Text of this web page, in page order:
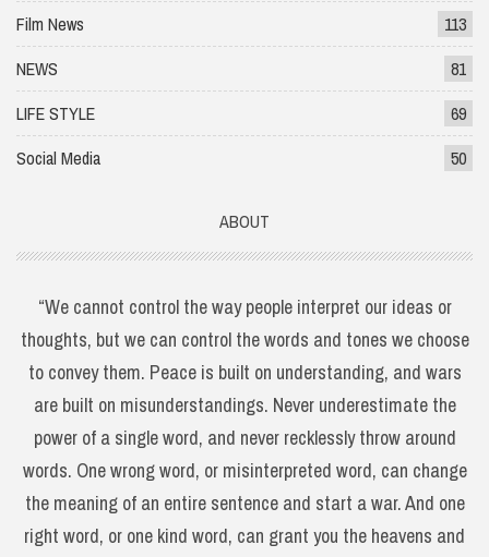
Film News
113
NEWS
81
LIFE STYLE
69
Social Media
50
ABOUT
“We cannot control the way people interpret our ideas or
thoughts, but we can control the words and tones we choose
to convey them. Peace is built on understanding, and wars
are built on misunderstandings. Never underestimate the
power of a single word, and never recklessly throw around
words. One wrong word, or misinterpreted word, can change
the meaning of an entire sentence and start a war. And one
right word, or one kind word, can grant you the heavens and